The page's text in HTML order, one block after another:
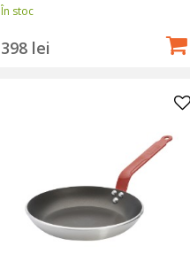
În stoc
398 lei